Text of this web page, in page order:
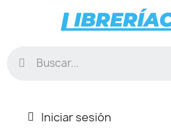
Iniciar sesión